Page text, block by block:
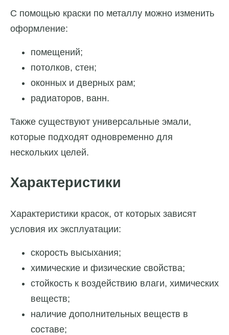
С помощью краски по металлу можно изменить
оформление:
помещений;
потолков, стен;
оконных и дверных рам;
радиаторов, ванн.
Также существуют универсальные эмали,
которые подходят одновременно для
нескольких целей.
Характеристики
Характеристики красок, от которых зависят
условия их эксплуатации:
скорость высыхания;
химические и физические свойства;
стойкость к воздействию влаги, химических
веществ;
наличие дополнительных веществ в
составе;